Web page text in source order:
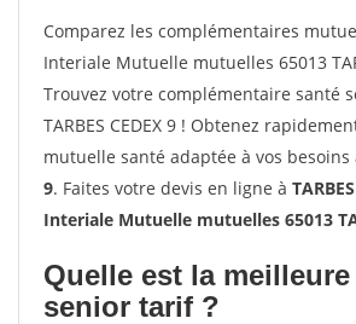
Comparez les complémentaires
Interiale Mutuelle mutuelles 65013
Trouvez votre complémentaire santé
TARBES CEDEX 9 ! Obtenez
mutuelle santé adaptée à vos besoins
9. Faites votre devis en ligne à
Interiale Mutuelle mutuelles 65013
Quelle est la
senior tarif ?